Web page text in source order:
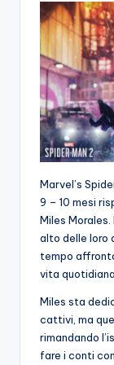
Marvel’s
9 – 10 mesi
Miles
alto delle loro
tempo
vita quotidiana.
Miles sta
cattivi, ma
rimandando
fare i conti